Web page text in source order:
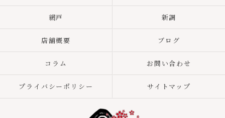
網戸 新調
店舗概要 ブログ
コラム お問い合わせ
プライバシーポリシー サイトマップ